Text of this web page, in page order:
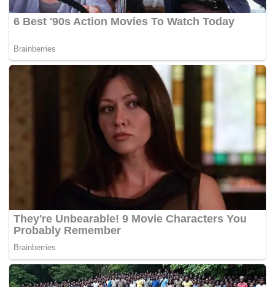
Beri Edukasi, Damkar BPBD Karawang Aktif Berperan
di Perayaan HUT Hari Anak Nasional 2024
"Acara ini juga diisi dengan berbagai kegiatan lain
seperti pertunjukan seni anak-anak, permainan
edukatif, dan penampilan dari komunitas-komunitas
lokal yang turut berpartisipasi dalam merayakan
hari spesial ini bersama anak-anak Kabupaten
Karawang, " Pungkasnya. (Rd)